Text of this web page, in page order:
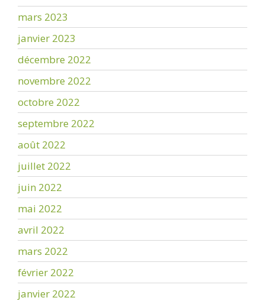
mars 2023
janvier 2023
décembre 2022
novembre 2022
octobre 2022
septembre 2022
août 2022
juillet 2022
juin 2022
mai 2022
avril 2022
mars 2022
février 2022
janvier 2022